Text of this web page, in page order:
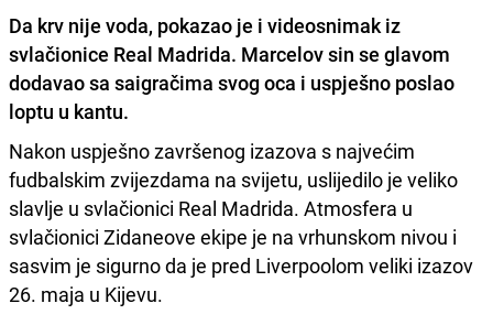
Da krv nije voda, pokazao je i videosnimak iz
svlačionice Real Madrida. Marcelov sin se glavom
dodavao sa saigračima svog oca i uspješno poslao
loptu u kantu.
Nakon uspješno završenog izazova s najvećim
fudbalskim zvijezdama na svijetu, uslijedilo je veliko
slavlje u svlačionici Real Madrida. Atmosfera u
svlačionici Zidaneove ekipe je na vrhunskom nivou i
sasvim je sigurno da je pred Liverpoolom veliki izazov
26. maja u Kijevu.